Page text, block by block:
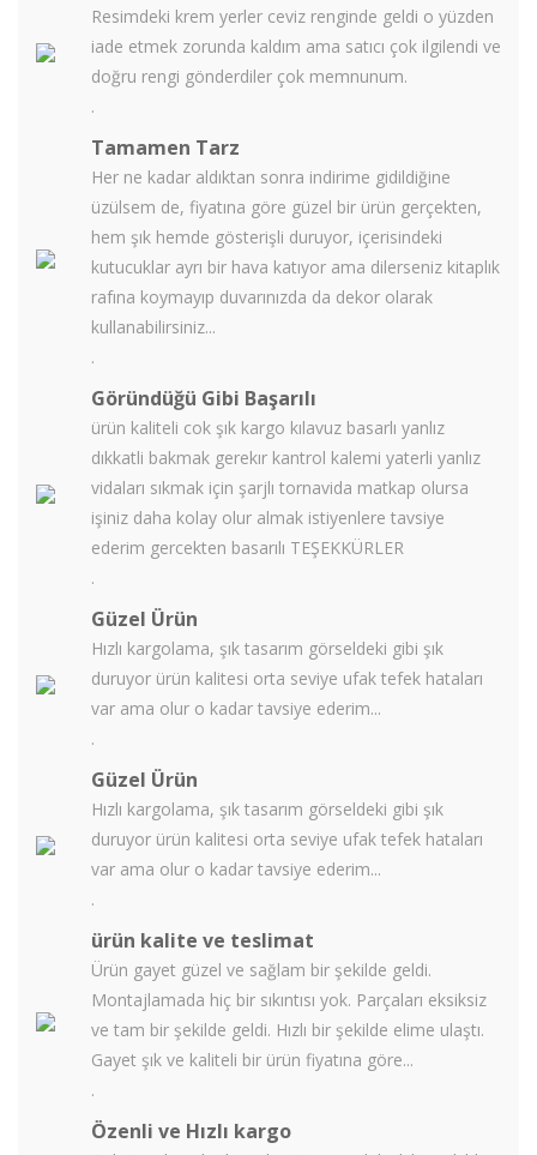
Resimdeki krem yerler ceviz renginde geldi o yüzden
iade etmek zorunda kaldım ama satıcı çok ilgilendi ve
doğru rengi gönderdiler çok memnunum.
.
Tamamen Tarz
Her ne kadar aldıktan sonra indirime gidildiğine
üzülsem de, fiyatına göre güzel bir ürün gerçekten,
hem şık hemde gösterişli duruyor, içerisindeki
kutucuklar ayrı bir hava katıyor ama dilerseniz kitaplık
rafına koymayıp duvarınızda da dekor olarak
kullanabilirsiniz...
.
Göründüğü Gibi Başarılı
ürün kaliteli cok şık kargo kılavuz basarlı yanlız
dıkkatli bakmak gerekır kantrol kalemi yaterli yanlız
vidaları sıkmak için şarjlı tornavida matkap olursa
işiniz daha kolay olur almak istiyenlere tavsiye
ederim gercekten basarılı TEŞEKKÜRLER
.
Güzel Ürün
Hızlı kargolama, şık tasarım görseldeki gibi şık
duruyor ürün kalitesi orta seviye ufak tefek hataları
var ama olur o kadar tavsiye ederim...
.
Güzel Ürün
Hızlı kargolama, şık tasarım görseldeki gibi şık
duruyor ürün kalitesi orta seviye ufak tefek hataları
var ama olur o kadar tavsiye ederim...
.
ürün kalite ve teslimat
Ürün gayet güzel ve sağlam bir şekilde geldi.
Montajlamada hiç bir sıkıntısı yok. Parçaları eksiksiz
ve tam bir şekilde geldi. Hızlı bir şekilde elime ulaştı.
Gayet şık ve kaliteli bir ürün fiyatına göre...
.
Özenli ve Hızlı kargo